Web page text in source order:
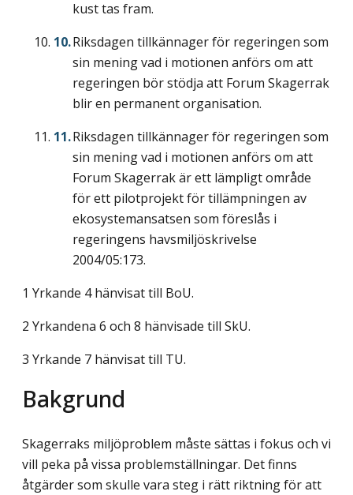
kust tas fram.
Riksdagen tillkännager för regeringen som
sin mening vad i motionen anförs om att
regeringen bör stödja att Forum Skagerrak
blir en permanent organisation.
Riksdagen tillkännager för regeringen som
sin mening vad i motionen anförs om att
Forum Skagerrak är ett lämpligt område
för ett pilotprojekt för tillämpningen av
ekosystemansatsen som föreslås i
regeringens havsmiljöskrivelse
2004/05:173.
1 Yrkande 4 hänvisat till BoU.
2 Yrkandena 6 och 8 hänvisade till SkU.
3 Yrkande 7 hänvisat till TU.
Bakgrund
Skagerraks miljöproblem måste sättas i fokus och vi
vill peka på vissa problemställningar. Det finns
åtgärder som skulle vara steg i rätt riktning för att